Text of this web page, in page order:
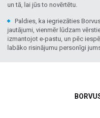
un tā, lai jūs to novērtētu.
Paldies, ka iegriezāties
jautājumi, vienmēr lūdzam
izmantojot e-pastu, un pēc
labāko risinājumu personīgi